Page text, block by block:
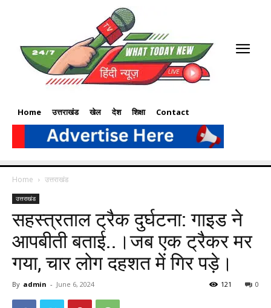
Home उत्तराखंड खेल देश शिक्षा Contact
Home उत्तराखंड
उत्तराखंड
सहस्त्रताल ट्रैक दुर्घटना: गाइड ने
आपबीती बताई..।जब एक ट्रैकर मर
गया, चार लोग दहशत में गिर पड़े।
By admin - June 6, 2024 0
121